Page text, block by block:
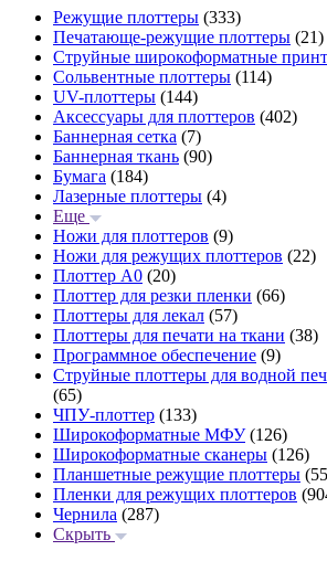
Режущие плоттеры (333)
Печатающе-режущие плоттеры (21)
Струйные широкоформатные
Сольвентные плоттеры (114)
UV-плоттеры (144)
Аксессуары для плоттеров (402)
Баннерная сетка (7)
Баннерная ткань (90)
Бумага (184)
Лазерные плоттеры (4)
Еще
Ножи для плоттеров (9)
Ножи для режущих плоттеров (22)
Плоттер А0 (20)
Плоттер для резки пленки (66)
Плоттеры для лекал (57)
Плоттеры для печати на ткани (38)
Программное обеспечение (9)
Струйные плоттеры для водной
(65)
ЧПУ-плоттер (133)
Широкоформатные МФУ(126)
Широкоформатные сканеры (126)
Планшетные режущие плоттеры
Пленки для режущих плоттеров
Чернила (287)
Скрыть